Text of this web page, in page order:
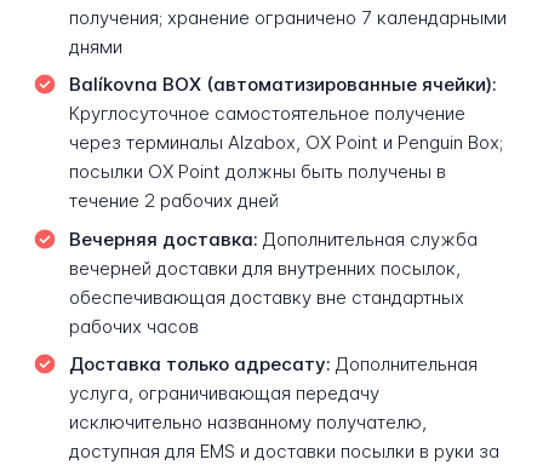
получения; хранение ограничено 7 календарными
днями
Balíkovna BOX (автоматизированные ячейки):
Круглосуточное самостоятельное получение
через терминалы Alzabox, OX Point и Penguin Box;
посылки OX Point должны быть получены в
течение 2 рабочих дней
Вечерняя доставка: Дополнительная служба
вечерней доставки для внутренних посылок,
обеспечивающая доставку вне стандартных
рабочих часов
Доставка только адресату: Дополнительная
услуга, ограничивающая передачу
исключительно названному получателю,
доступная для EMS и доставки посылки в руки за